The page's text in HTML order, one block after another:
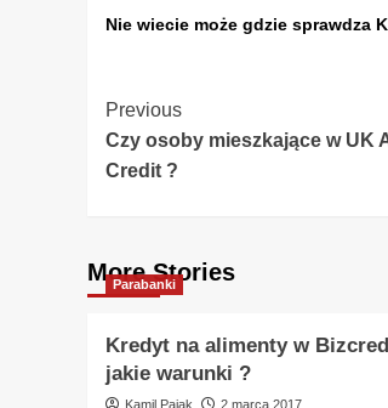
Nie wiecie może gdzie sprawdza
Post
Navigation
Previous
Czy osoby mieszkające w UK
Credit ?
More Stories
Parabanki
Kredyt na alimenty w
jakie warunki ?
Kamil Pająk 2 marca 2017